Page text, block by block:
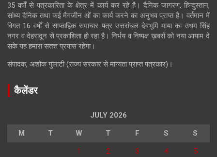
35 वर्षों से पत्रकारिता के क्षेत्र में कार्य कर रहे है। दैनिक जागरण, हिन्दुस्तान,
सांध्य दैनिक तथा कई मैगजीन ओं का कार्य करने का अनुभव प्राप्त है। वर्तमान में
विगत 16 वर्षों से साप्ताहिक समाचार पत्र उत्तरांचल देवभूमि माया का उधम सिंह
नगर व देहरादून से प्रकाशिता हो रहा है। निर्भय व निष्पक्ष ख़बरों को नया आयाम दे
सके यह हमारा सतत्त प्रयास रहेगा।
संपादक, अशोक गुलाटी (राज्य सरकार से मान्यता प्राप्त पत्रकार)।
कैलेंडर
JULY 2026
M T W T F S S
1 2 3 4 5